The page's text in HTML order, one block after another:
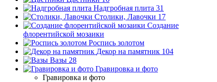
Надгробная плита 31
Столики, Лавочки 17
Создание
флорентийской мозаики
Роспись золотом
Декор на памятник 104
Вазы 28
Гравировка и фото
Гравировка и фото